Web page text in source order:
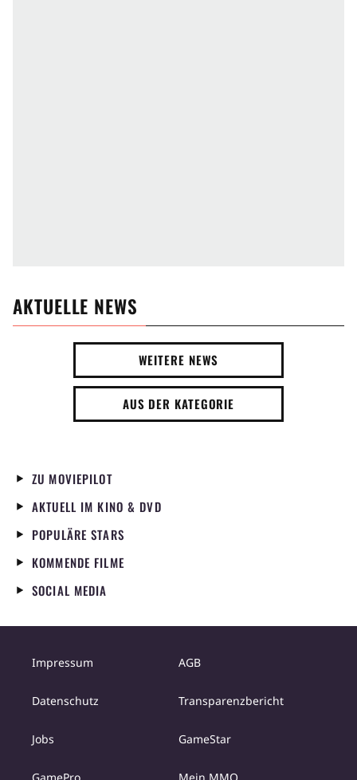
AKTUELLE NEWS
WEITERE NEWS
AUS DER KATEGORIE
ZU MOVIEPILOT
AKTUELL IM KINO & DVD
POPULÄRE STARS
KOMMENDE FILME
SOCIAL MEDIA
Impressum AGB
Datenschutz Transparenzbericht
Jobs GameStar